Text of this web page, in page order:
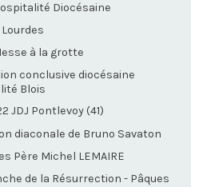
Diocésaine
à la grotte
conclusive diocésaine
Blois
JDJ Pontlevoy (41)
diaconale de Bruno Savaton
Père Michel LEMAIRE
de la Résurrection - Pâques